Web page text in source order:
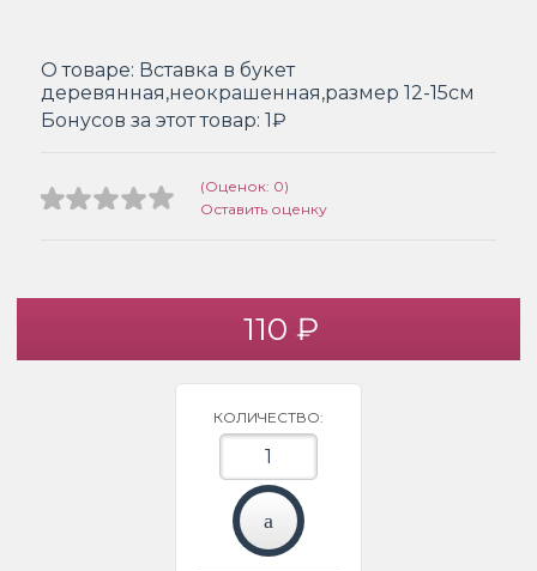
О товаре: Вставка в букет
деревянная,неокрашенная,размер 12-15см
Бонусов за этот товар: 1₽
(Оценок: 0)
Оставить оценку
110 ₽
КОЛИЧЕСТВО: